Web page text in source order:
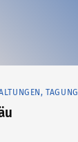
TAGUNG